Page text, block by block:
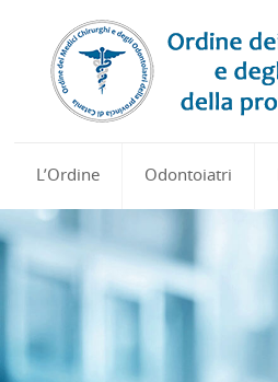
L’Ordine Odontoiatri